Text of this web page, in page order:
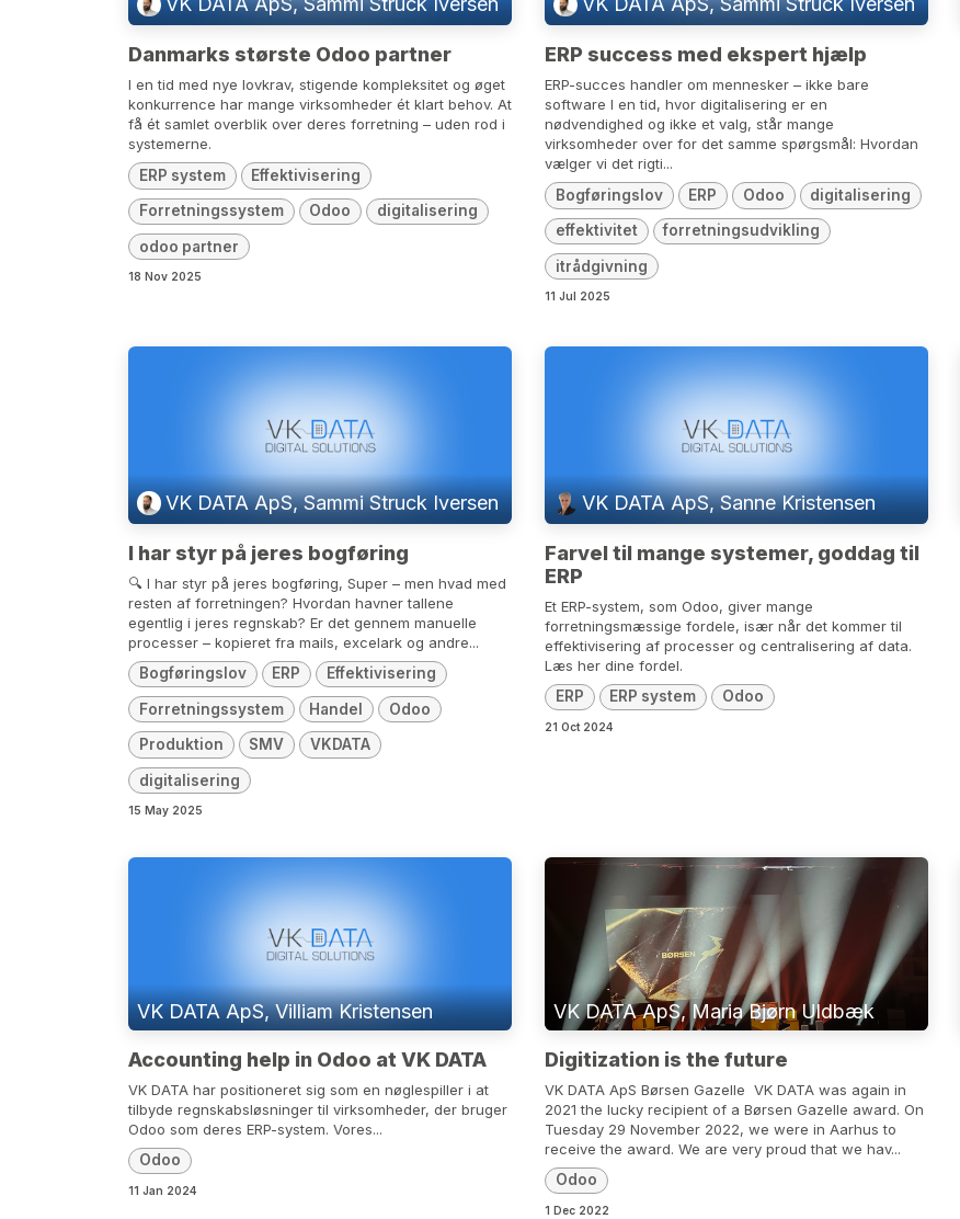
Danmarks største Odoo partner
I en tid med nye lovkrav, stigende kompleksitet og øget
konkurrence har mange virksomheder ét klart behov. At
få ét samlet overblik over deres forretning – uden rod i
systemerne.
ERP system
Effektivisering
Forretningssystem Odoo digitalisering
odoo partner
18 Nov 2025
ERP success med ekspert hjælp
ERP-succes handler om mennesker – ikke bare
software I en tid, hvor digitalisering er en
nødvendighed og ikke et valg, står mange
virksomheder over for det samme spørgsmål: Hvordan
vælger vi det rigti...
Bogføringslov
ERP Odoo digitalisering
effektivitet forretningsudvikling
itrådgivning
11 Jul 2025
VK DATA ApS, Sammi Struck Iversen
I har styr på jeres bogføring
🔍 I har styr på jeres bogføring, Super – men hvad med
resten af forretningen? Hvordan havner tallene
egentlig i jeres regnskab? Er det gennem manuelle
processer – kopieret fra mails, excelark og andre...
Bogføringslov
ERP Effektivisering
Forretningssystem Handel Odoo
Produktion SMV VKDATA
digitalisering
15 May 2025
VK DATA ApS, Sanne Kristensen
Farvel til mange systemer, goddag til
ERP
Et ERP-system, som Odoo, giver mange
forretningsmæssige fordele, især når det kommer til
effektivisering af processer og centralisering af data.
Læs her dine fordel.
ERP
ERP system Odoo
21 Oct 2024
VK DATA ApS, Villiam Kristensen
Accounting help in Odoo at VK DATA
VK DATA har positioneret sig som en nøglespiller i at
tilbyde regnskabsløsninger til virksomheder, der bruger
Odoo som deres ERP-system. Vores...
Odoo
11 Jan 2024
VK DATA ApS, Maria Bjørn Uldbæk
Digitization is the future
VK DATA ApS Børsen Gazelle ​ VK DATA was again in
2021 the lucky recipient of a Børsen Gazelle award. On
Tuesday 29 November 2022, we were in Aarhus to
receive the award. We are very proud that we hav...
Odoo
1 Dec 2022